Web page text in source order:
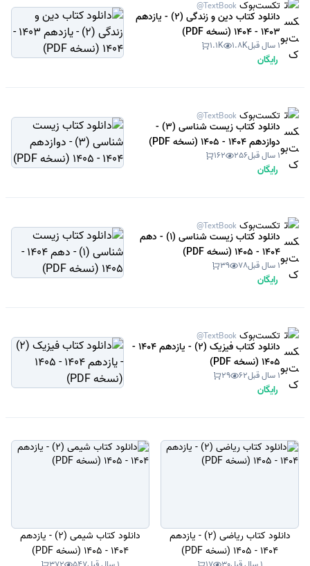
تکست‌بوک @TextBook
دانلود کتاب دین و زندگی (2) - یازدهم
1403 - 1404 (نسخه PDF)
1 سال قبل 1.8K
1.1K
رایگان
تکست‌بوک @TextBook
دانلود کتاب زیست شناسی (3) -
دوازدهم 1404 - 1405 (نسخه PDF)
1 سال قبل 256
162
رایگان
تکست‌بوک @TextBook
دانلود کتاب زیست شناسی (1) - دهم
1404 - 1405 (نسخه PDF)
1 سال قبل 78
39
رایگان
تکست‌بوک @TextBook
دانلود کتاب فیزیک (2) - یازدهم 1404 -
1405 (نسخه PDF)
1 سال قبل 62
29
رایگان
دانلود کتاب ریاضی (2) - یازدهم
1404 - 1405 (نسخه PDF)
دانلود کتاب شیمی (2) - یازدهم
1404 - 1405 (نسخه PDF)